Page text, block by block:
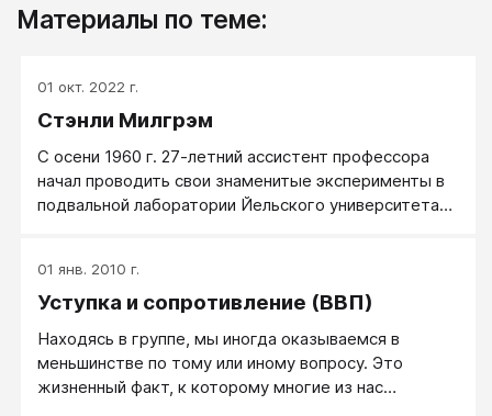
Материалы по теме:
01 окт. 2022 г.
Стэнли Милгрэм
С осени 1960 г. 27-летний ассистент профессора
начал проводить свои знаменитые эксперименты в
подвальной лаборатории Йельского университета
Ассоциации (АПА) в Чикаго Дональд Кэмпбелл
публично согласился с утверждением Музафера
эксперименты Стэнли Милгрэма по изучению
повинуемости власти – самый глубокий вклад в
человеческое знание, сделанный когда-либо нашей
01 янв. 2010 г.
Уступка и сопротивление (ВВП)
Находясь в группе, мы иногда оказываемся в
меньшинстве по тому или иному вопросу. Это
жизненный факт, к которому многие из нас